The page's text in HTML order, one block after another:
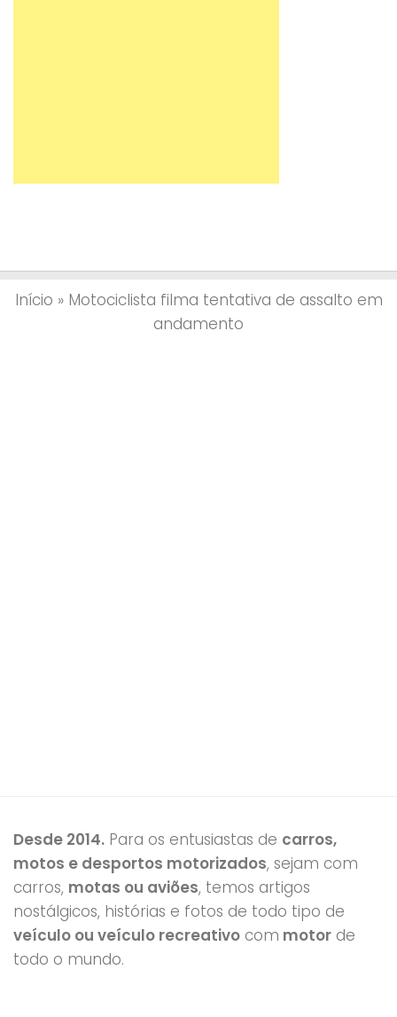
Início » Motociclista filma tentativa de assalto em
andamento
Desde 2014. Para os entusiastas de carros,
motos e desportos motorizados, sejam com
carros, motas ou aviões, temos artigos
nostálgicos, histórias e fotos de todo tipo de
veículo ou veículo recreativo com motor de
todo o mundo.